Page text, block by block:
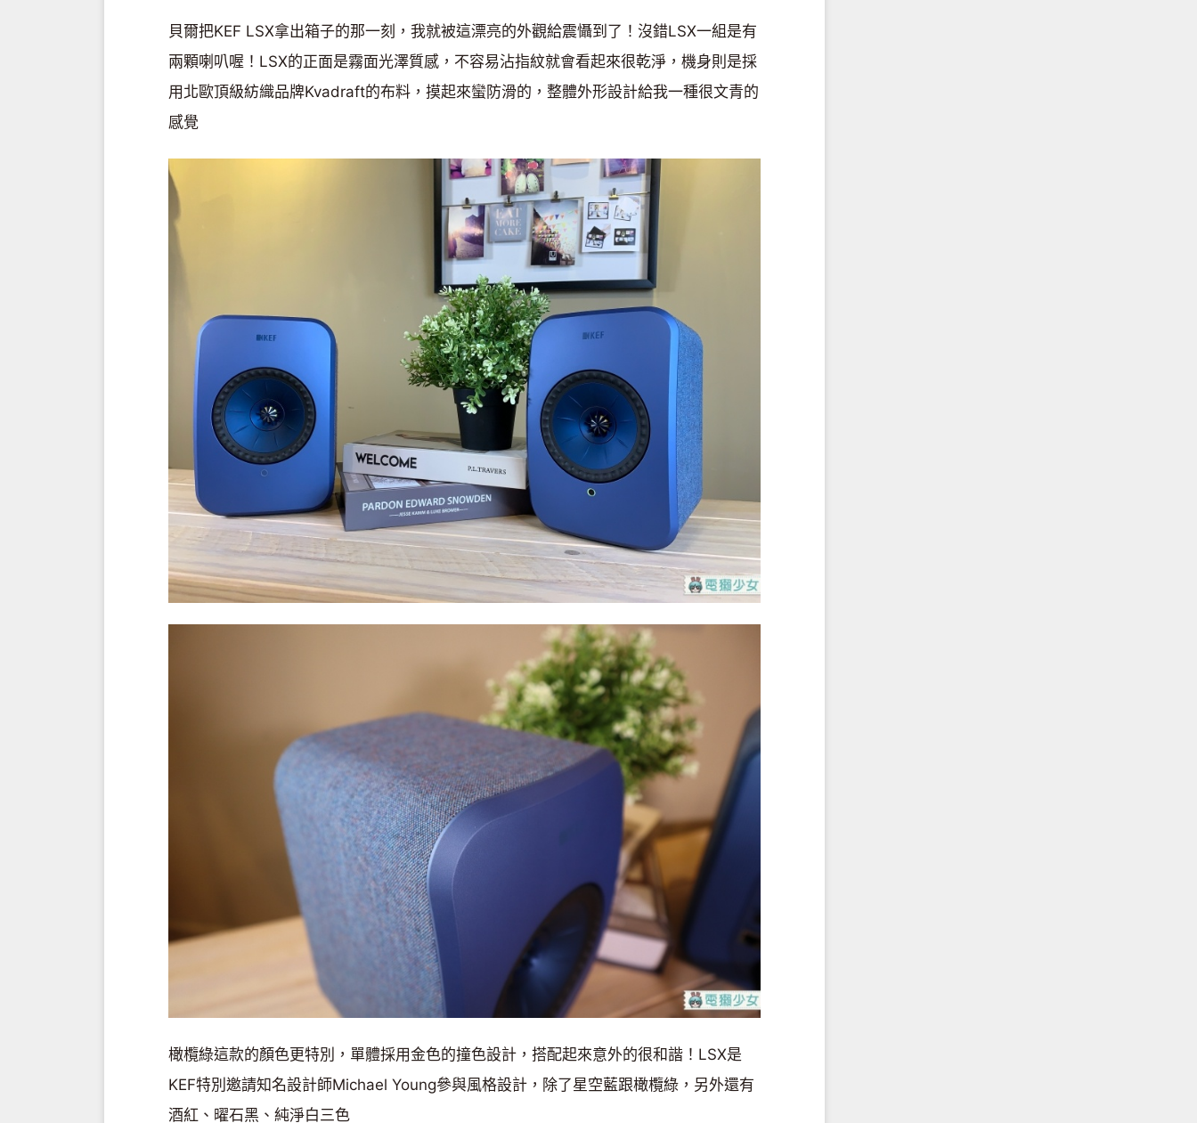
貝爾把KEF LSX拿出箱子的那一刻，我就被這漂亮的外觀給震懾到了！沒錯LSX一組是有
兩顆喇叭喔！LSX的正面是霧面光澤質感，不容易沾指紋就會看起來很乾淨，機身則是採
用北歐頂級紡織品牌Kvadraft的布料，摸起來蠻防滑的，整體外形設計給我一種很文青的
感覺
橄欖綠這款的顏色更特別，單體採用金色的撞色設計，搭配起來意外的很和諧！LSX是
KEF特別邀請知名設計師Michael Young參與風格設計，除了星空藍跟橄欖綠，另外還有
酒紅、曜石黑、純淨白三色